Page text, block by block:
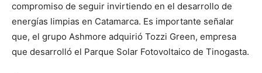
compromiso de seguir invirtiendo en el desarrollo de
energías limpias en Catamarca. Es importante señalar
que, el grupo Ashmore adquirió Tozzi Green, empresa
que desarrolló el Parque Solar Fotovoltaico de Tinogasta.